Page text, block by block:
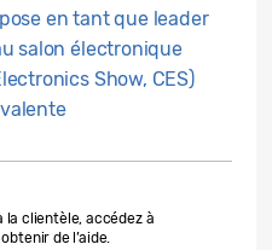
en tant que leader
salon électronique
Show, CES)
la clientèle, accédez à
de l’aide.